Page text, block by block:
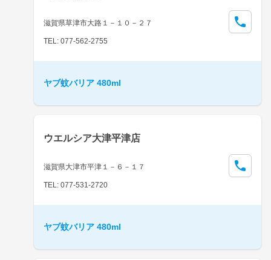
滋賀県草津市大路１－１０－２７
TEL: 077-562-2755
ヤブ蚊バリア 480ml
ウエルシア大津平津店
滋賀県大津市平津１－６－１７
TEL: 077-531-2720
ヤブ蚊バリア 480ml